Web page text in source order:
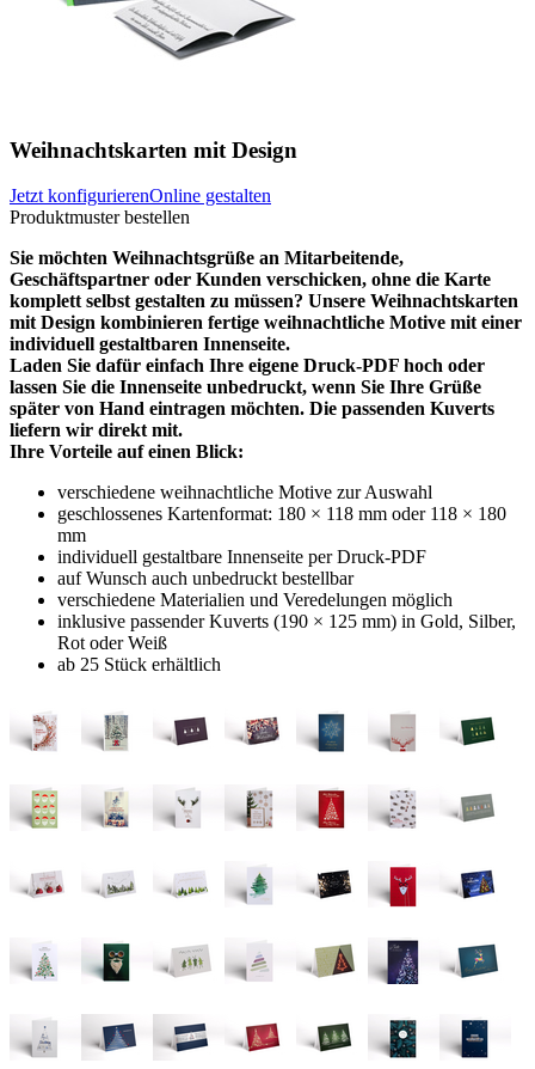
Weihnachtskarten mit Design
Jetzt konfigurierenOnline gestalten
Produktmuster bestellen
Sie möchten Weihnachtsgrüße an Mitarbeitende,
Geschäftspartner oder Kunden verschicken, ohne die Karte
komplett selbst gestalten zu müssen? Unsere Weihnachtskarten
mit Design kombinieren fertige weihnachtliche Motive mit einer
individuell gestaltbaren Innenseite.
Laden Sie dafür einfach Ihre eigene Druck-PDF hoch oder
lassen Sie die Innenseite unbedruckt, wenn Sie Ihre Grüße
später von Hand eintragen möchten. Die passenden Kuverts
liefern wir direkt mit.
Ihre Vorteile auf einen Blick:
verschiedene weihnachtliche Motive zur Auswahl
geschlossenes Kartenformat: 180 × 118 mm oder 118 × 180
mm
individuell gestaltbare Innenseite per Druck-PDF
auf Wunsch auch unbedruckt bestellbar
verschiedene Materialien und Veredelungen möglich
inklusive passender Kuverts (190 × 125 mm) in Gold, Silber,
Rot oder Weiß
ab 25 Stück erhältlich